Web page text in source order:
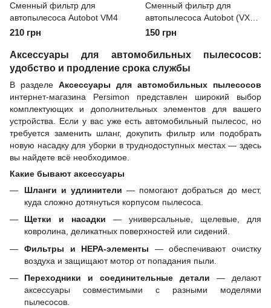
Сменный фильтр для
автопылесоса Autobot VM4
210 грн
Сменный фильтр для
автопылесоса Autobot (VX
max, VX2, Vmini max2)
150 грн
Аксессуары для автомобильных пылесосов:
удобство и продление срока службы
В разделе Аксессуары для автомобильных пылесосов
интернет-магазина Persimon представлен широкий выбор
комплектующих и дополнительных элементов для вашего
устройства. Если у вас уже есть автомобильный пылесос, но
требуется заменить шланг, докупить фильтр или подобрать
новую насадку для уборки в труднодоступных местах — здесь
вы найдете всё необходимое.
Какие бывают аксессуары
Шланги и удлинители — помогают добраться до мест,
куда сложно дотянуться корпусом пылесоса.
Щетки и насадки — универсальные, щелевые, для
ковролина, деликатных поверхностей или сидений.
Фильтры и HEPA-элементы — обеспечивают очистку
воздуха и защищают мотор от попадания пыли.
Переходники и соединительные детали — делают
аксессуары совместимыми с разными моделями
пылесосов.